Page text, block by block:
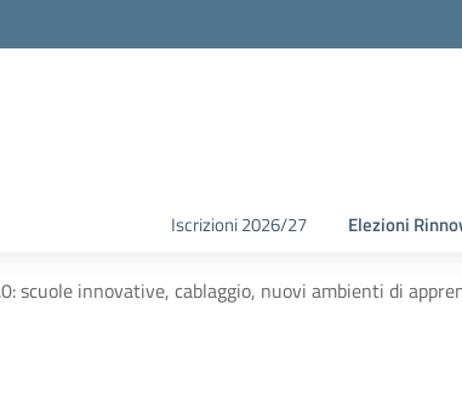
Iscrizioni 2026/27 Elezioni
scuole innovative, cablaggio, nuovi ambienti di